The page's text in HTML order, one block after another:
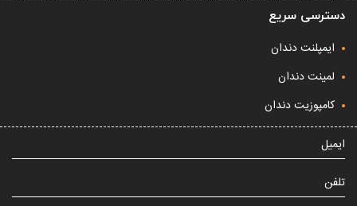
دسترسی سریع
ایمپلنت دندان
لمینت دندان
کامپوزیت دندان
ایمیل
تلفن